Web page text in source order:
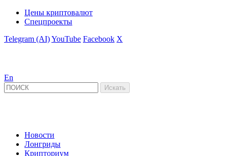
Цены криптовалют
Спецпроекты
Telegram (AI)YouTube Facebook X
En
Новости
Лонгриды
Крипториум